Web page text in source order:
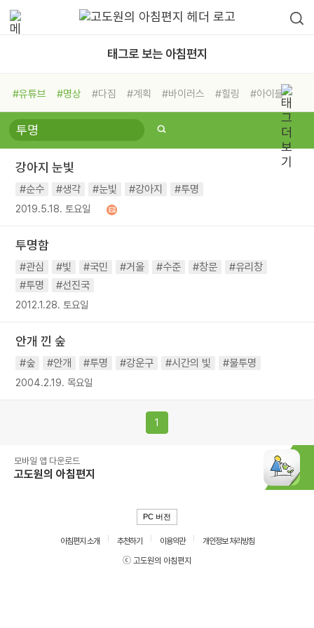
태그로 보는 아침편지
#유튜브 #명상 #다짐 #계획 #바이러스 #힐링
#아이들
#비전캠프
#독서캠프 #삶
#희망
#나눔 #친구 #링컨학교
#독서
#건강
강아지 눈빛
#순수 #생각 #눈빛 #강아지 #투명
2019.5.18. 토요일
투명함
#관심 #빛 #국민 #거울 #수준 #창문
#유리창
#투명
#선진국
2012.1.28. 토요일
안개 낀 숲
#숲 #안개 #투명 #강운구 #시간의 빛 #불투명
2004.2.19. 목요일
1
모바일 앱 다운로드
고도원의 아침편지
PC 버전
아침편지 소개 추천하기 이용약관
개인정보 처리방침
ⓒ 고도원의 아침편지